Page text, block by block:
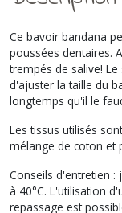
Ce bavoir bandana
poussées dentaires.
trempés de salive!
d'ajuster la taille du
longtemps qu'il le
Les tissus utilisés
mélange de coton et
Conseils d'entretien :
à 40°C. L'utilisation
repassage est